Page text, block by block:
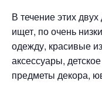
В течение этих
ищет, по очень
одежду, красивые
аксессуары,
предметы декора,